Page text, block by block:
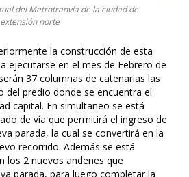
del Metrotranvía de la ciudad de
norte
la construcción de esta
ejecutarse en el mes de Febrero de
37 columnas de catenarias las
del predio donde se encuentra el
capital. En simultaneo se está
de vía que permitirá el ingreso de
parada, la cual se convertirá en la
recorrido. Además se está
los 2 nuevos andenes que
parada, para luego completar la